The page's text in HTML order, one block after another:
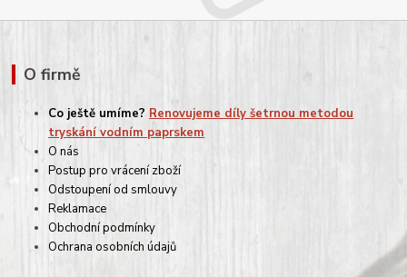
O firmě
Co ještě umíme? Renovujeme díly šetrnou metodou
tryskání vodním paprskem
O nás
Postup pro vrácení zboží
Odstoupení od smlouvy
Reklamace
Obchodní podmínky
Ochrana osobních údajů